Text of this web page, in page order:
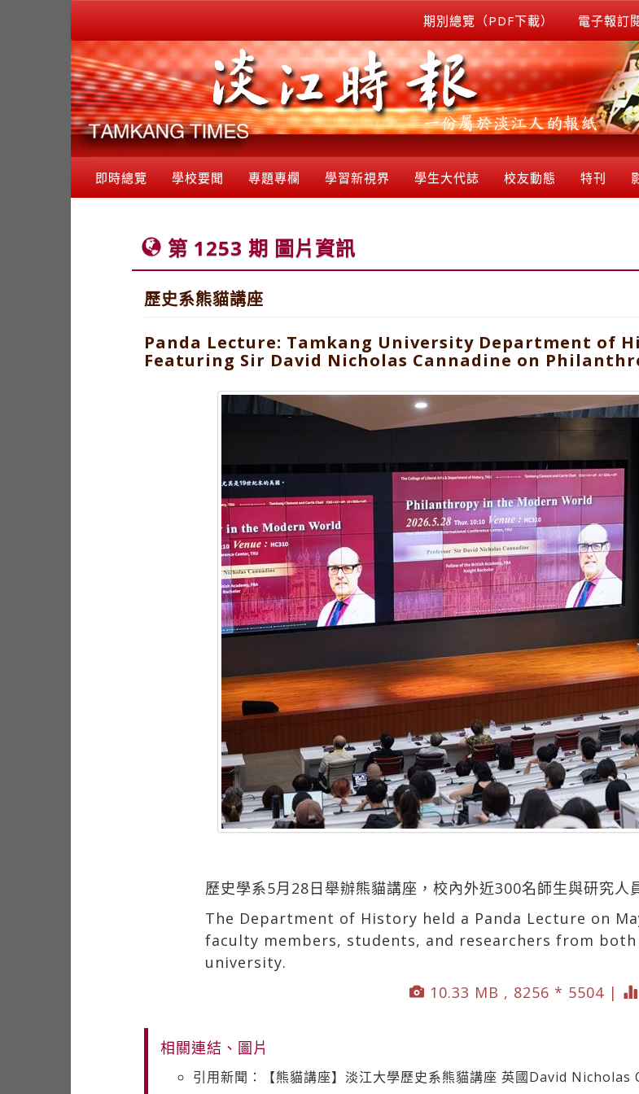
期別總覽（PDF下載） 電子報訂
即時總覽 學校要聞 專題專欄 學習新視界 學生大代誌 校友動態 特刊
第 1253 期 圖片資訊
歷史系熊貓講座
Panda Lecture: Tamkang University Department of
Featuring Sir David Nicholas Cannadine on
歷史學系5月28日舉辦熊貓講座，校內外近300名師生與研究人
The Department of History held a Panda Lecture on
faculty members, students, and researchers from
university.
10.33 MB , 8256 * 5504 |
相關連結、圖片
引用新聞：【熊貓講座】淡江大學歷史系熊貓講座 英國David